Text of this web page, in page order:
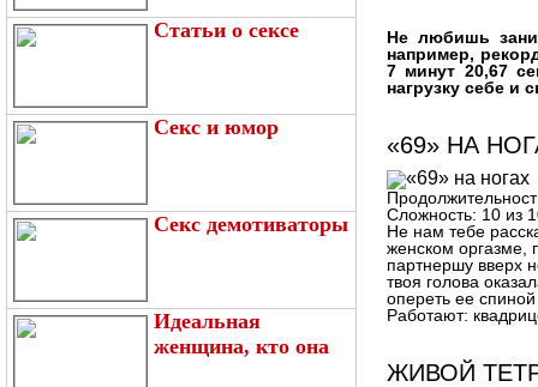
Статьи о сексе
Секс и юмор
Секс демотиваторы
Идеальная
женщина, кто она
Не любишь
например,
7 минут 20,67
нагрузку себе и
«69» НА
Сложность: 10 из
Не нам тебе
женском оргазме,
партнершу вверх
твоя голова
опереть ее
Работают:
ЖИВОЙ